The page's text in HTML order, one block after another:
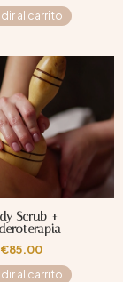
al carrito
Scrub +
€85.00
al carrito